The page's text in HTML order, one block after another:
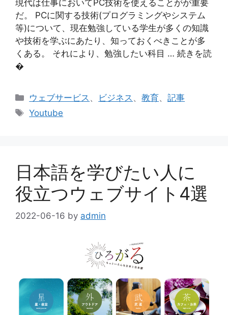
現代は仕事においてPC技術を使えることがが重要
だ。 PCに関する技術(プログラミングやシステム
等)について、現在勉強している学生が多くの知識
や技術を学ぶにあたり、知っておくべきことが多
くある。 それにより、勉強したい科目 … 続きを読
�
カ
テ
ウェブサービス 、 ビジネス 、教育、記事
タ
Youtube
日本語を学びたい人に
役立つウェブサイト4選
2022-06-16 by admin